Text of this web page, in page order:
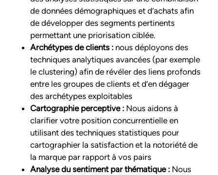
de données démographiques et d’achats afin
de développer des segments pertinents
permettant une priorisation ciblée.
Archétypes de clients : nous déployons des
techniques analytiques avancées (par exemple
le clustering) afin de révéler des liens profonds
entre les groupes de clients et d’en dégager
des archétypes exploitables
Cartographie perceptive : Nous aidons à
clarifier votre position concurrentielle en
utilisant des techniques statistiques pour
cartographier la satisfaction et la notoriété de
la marque par rapport à vos pairs
Analyse du sentiment par thématique : Nous